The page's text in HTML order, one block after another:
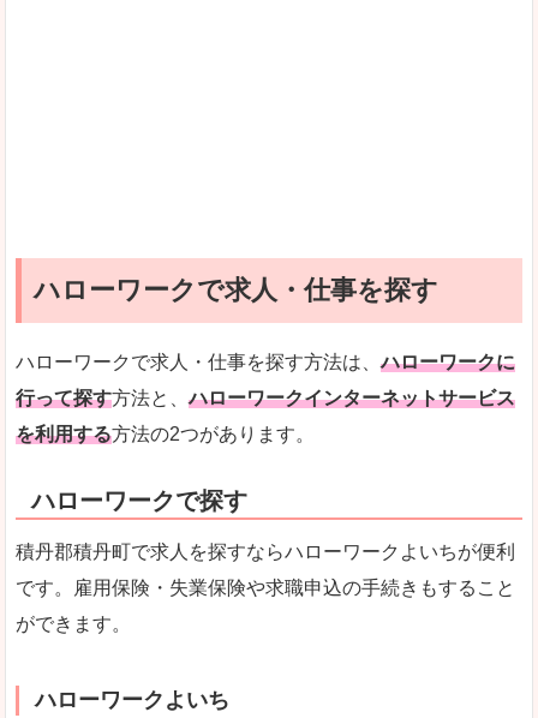
ハローワークで求人・仕事を探す
ハローワークで求人・仕事を探す方法は、ハローワークに
行って探す方法と、ハローワークインターネットサービス
を利用する方法の2つがあります。
ハローワークで探す
積丹郡積丹町で求人を探すならハローワークよいちが便利
です。雇用保険・失業保険や求職申込の手続きもすること
ができます。
ハローワークよいち